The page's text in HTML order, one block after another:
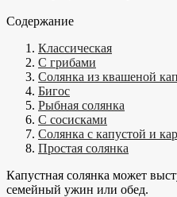
Содержание
Классическая
С грибами
Солянка из квашеной
Бигос
Рыбная солянка
С сосисками
Солянка с капустой и
Простая солянка
Капустная солянка может
семейный ужин или обед.